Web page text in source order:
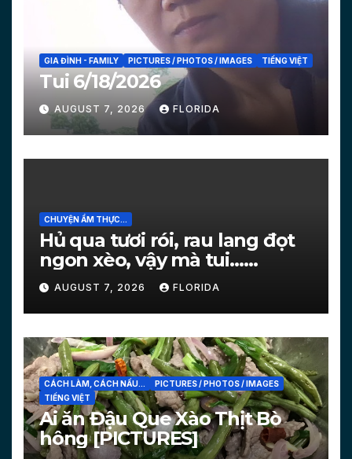
GIA ĐÌNH - FAMILY PICTURES / PHOTOS / IMAGES TIẾNG VIỆT
Tui 6/18/2026
AUGUST 7, 2026 FLORIDA
CHUYỆN ẨM THỰC...
Hủ qua tươi rói, rau lang đọt
ngon xèo, vậy mà tui…
[PICTURES]
AUGUST 7, 2026 FLORIDA
CÁCH LÀM, CÁCH NẤU...
PICTURES / PHOTOS / IMAGES
TIẾNG VIỆT
Ai ăn Đậu Que Xào Thịt Bò
hông [PICTURES]